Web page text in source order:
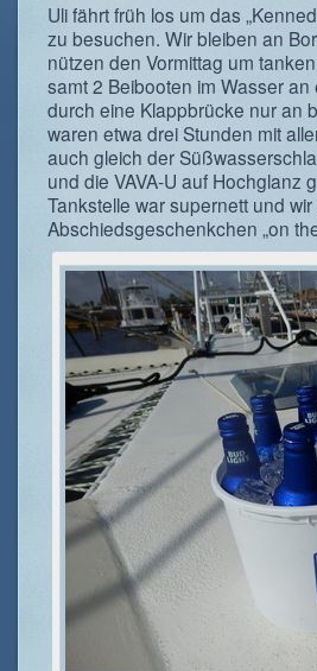
Uli fährt früh los um das
zu besuchen. Wir bleiben an
nützen den Vormittag um
samt 2 Beibooten im Wasser
durch eine Klappbrücke nur an
waren etwa drei Stunden mit
auch gleich der
und die VAVA-U auf Hochglanz
Tankstelle war supernett und
Abschiedsgeschenkchen „on